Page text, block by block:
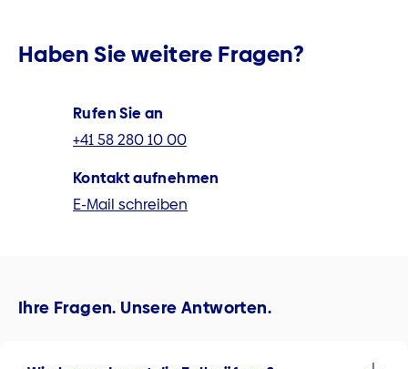
Haben Sie weitere Fragen?
Rufen Sie an
+41 58 280 10 00
Kontakt aufnehmen
E-Mail schreiben
Ihre Fragen. Unsere Antworten.